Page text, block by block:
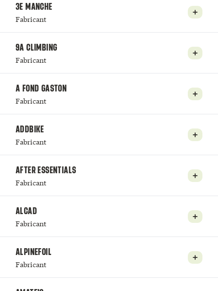
3E MANCHE
Fabricant
9A CLIMBING
Fabricant
A FOND GASTON
Fabricant
ADDBIKE
Fabricant
AFTER ESSENTIALS
Fabricant
ALCAD
Fabricant
ALPINEFOIL
Fabricant